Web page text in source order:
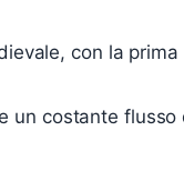
con la
un costante flusso